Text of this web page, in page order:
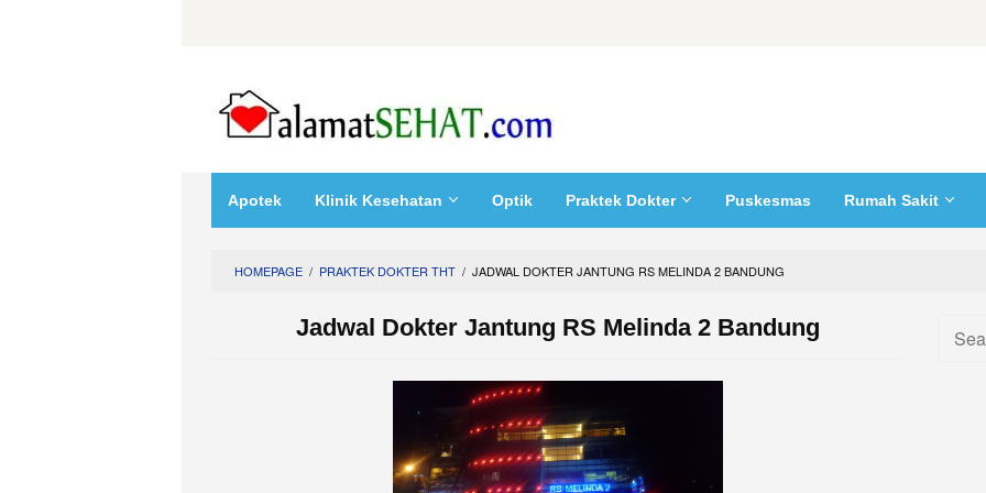
Apotek Klinik Kesehatan Optik Praktek Dokter Puskesmas Rumah Sakit
HOMEPAGE / PRAKTEK DOKTER THT / JADWAL DOKTER JANTUNG RS MELINDA 2 BANDUNG
Jadwal Dokter Jantung RS Melinda 2 Bandung